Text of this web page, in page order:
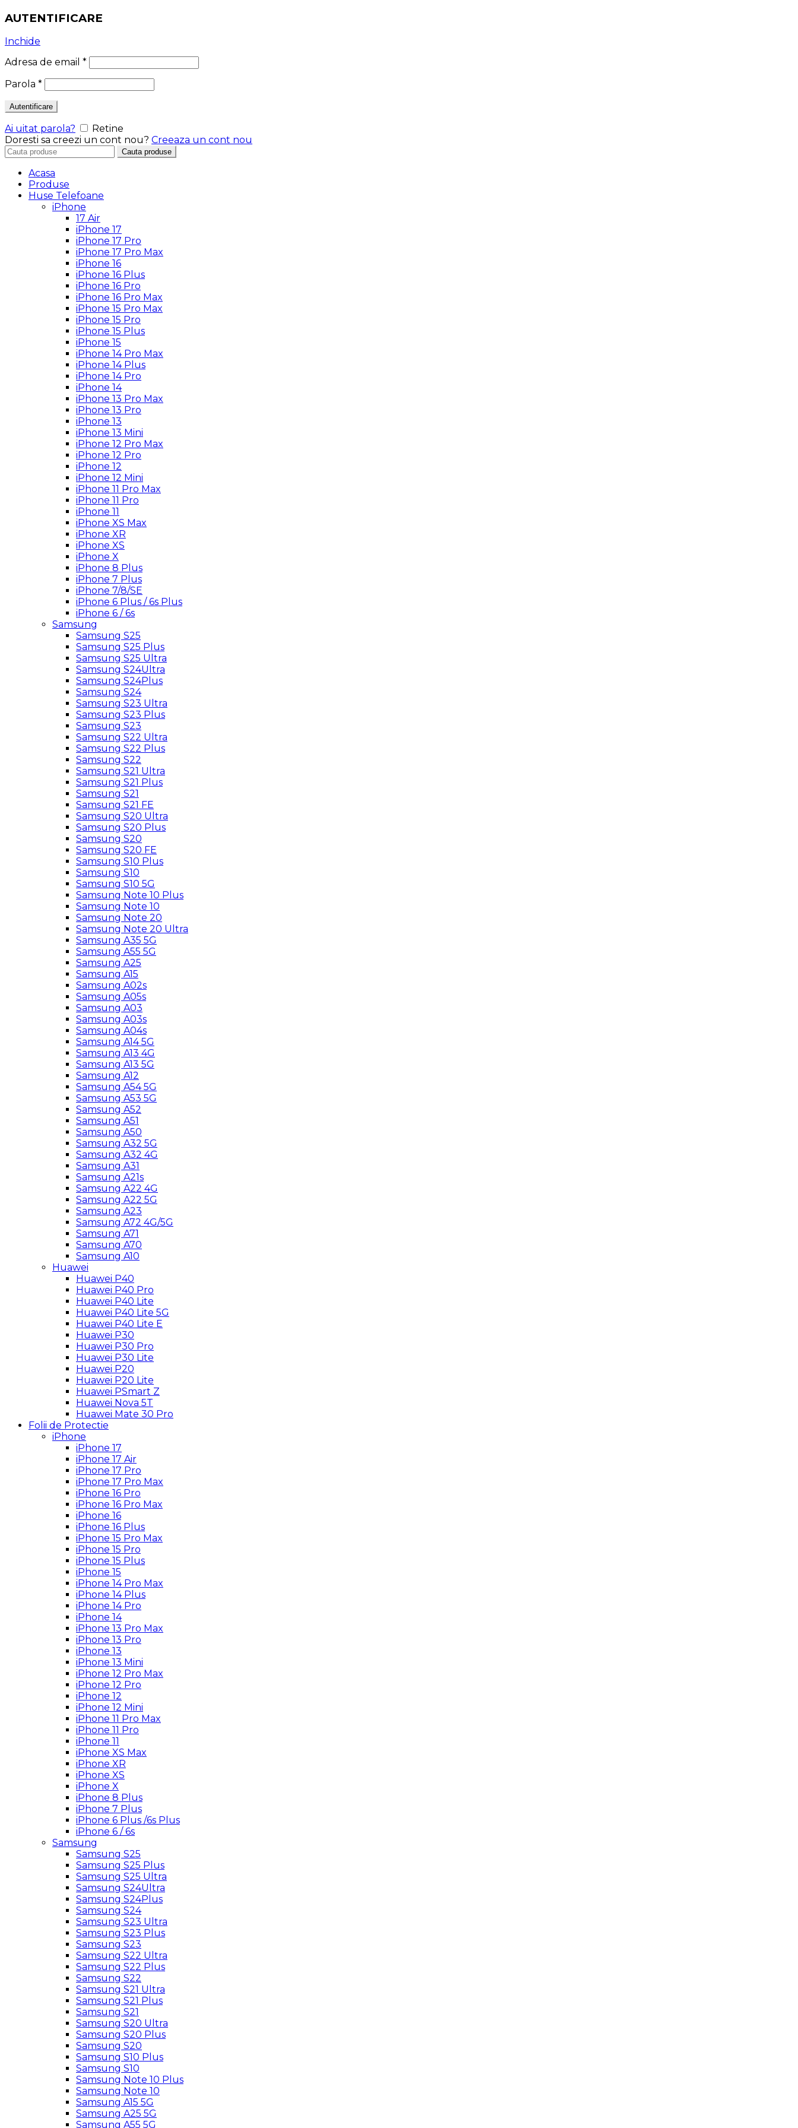
AUTENTIFICARE
Inchide
Adresa de email *
Parola *
Autentificare
Ai uitat parola?
Retine
Doresti sa creezi un cont nou? Creeaza un cont nou
Search
Cauta produse
Acasa
Produse
Huse Telefoane
iPhone
17 Air
iPhone 17
iPhone 17 Pro
iPhone 17 Pro Max
iPhone 16
iPhone 16 Plus
iPhone 16 Pro
iPhone 16 Pro Max
iPhone 15 Pro Max
iPhone 15 Pro
iPhone 15 Plus
iPhone 15
iPhone 14 Pro Max
iPhone 14 Plus
iPhone 14 Pro
iPhone 14
iPhone 13 Pro Max
iPhone 13 Pro
iPhone 13
iPhone 13 Mini
iPhone 12 Pro Max
iPhone 12 Pro
iPhone 12
iPhone 12 Mini
iPhone 11 Pro Max
iPhone 11 Pro
iPhone 11
iPhone XS Max
iPhone XR
iPhone XS
iPhone X
iPhone 8 Plus
iPhone 7 Plus
iPhone 7/8/SE
iPhone 6 Plus / 6s Plus
iPhone 6 / 6s
Samsung
Samsung S25
Samsung S25 Plus
Samsung S25 Ultra
Samsung S24Ultra
Samsung S24Plus
Samsung S24
Samsung S23 Ultra
Samsung S23 Plus
Samsung S23
Samsung S22 Ultra
Samsung S22 Plus
Samsung S22
Samsung S21 Ultra
Samsung S21 Plus
Samsung S21
Samsung S21 FE
Samsung S20 Ultra
Samsung S20 Plus
Samsung S20
Samsung S20 FE
Samsung S10 Plus
Samsung S10
Samsung S10 5G
Samsung Note 10 Plus
Samsung Note 10
Samsung Note 20
Samsung Note 20 Ultra
Samsung A35 5G
Samsung A55 5G
Samsung A25
Samsung A15
Samsung A02s
Samsung A05s
Samsung A03
Samsung A03s
Samsung A04s
Samsung A14 5G
Samsung A13 4G
Samsung A13 5G
Samsung A12
Samsung A54 5G
Samsung A53 5G
Samsung A52
Samsung A51
Samsung A50
Samsung A32 5G
Samsung A32 4G
Samsung A31
Samsung A21s
Samsung A22 4G
Samsung A22 5G
Samsung A23
Samsung A72 4G/5G
Samsung A71
Samsung A70
Samsung A10
Huawei
Huawei P40
Huawei P40 Pro
Huawei P40 Lite
Huawei P40 Lite 5G
Huawei P40 Lite E
Huawei P30
Huawei P30 Pro
Huawei P30 Lite
Huawei P20
Huawei P20 Lite
Huawei PSmart Z
Huawei Nova 5T
Huawei Mate 30 Pro
Folii de Protectie
iPhone
iPhone 17
iPhone 17 Air
iPhone 17 Pro
iPhone 17 Pro Max
iPhone 16 Pro
iPhone 16 Pro Max
iPhone 16
iPhone 16 Plus
iPhone 15 Pro Max
iPhone 15 Pro
iPhone 15 Plus
iPhone 15
iPhone 14 Pro Max
iPhone 14 Plus
iPhone 14 Pro
iPhone 14
iPhone 13 Pro Max
iPhone 13 Pro
iPhone 13
iPhone 13 Mini
iPhone 12 Pro Max
iPhone 12 Pro
iPhone 12
iPhone 12 Mini
iPhone 11 Pro Max
iPhone 11 Pro
iPhone 11
iPhone XS Max
iPhone XR
iPhone XS
iPhone X
iPhone 8 Plus
iPhone 7 Plus
iPhone 6 Plus /6s Plus
iPhone 6 / 6s
Samsung
Samsung S25
Samsung S25 Plus
Samsung S25 Ultra
Samsung S24Ultra
Samsung S24Plus
Samsung S24
Samsung S23 Ultra
Samsung S23 Plus
Samsung S23
Samsung S22 Ultra
Samsung S22 Plus
Samsung S22
Samsung S21 Ultra
Samsung S21 Plus
Samsung S21
Samsung S20 Ultra
Samsung S20 Plus
Samsung S20
Samsung S10 Plus
Samsung S10
Samsung Note 10 Plus
Samsung Note 10
Samsung A15 5G
Samsung A25 5G
Samsung A55 5G